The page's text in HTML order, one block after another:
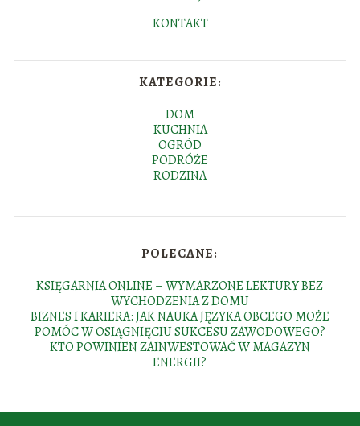
KONTAKT
KATEGORIE:
DOM
KUCHNIA
OGRÓD
PODRÓŻE
RODZINA
POLECANE:
KSIĘGARNIA ONLINE – WYMARZONE LEKTURY BEZ
WYCHODZENIA Z DOMU
BIZNES I KARIERA: JAK NAUKA JĘZYKA OBCEGO MOŻE
POMÓC W OSIĄGNIĘCIU SUKCESU ZAWODOWEGO?
KTO POWINIEN ZAINWESTOWAĆ W MAGAZYN
ENERGII?